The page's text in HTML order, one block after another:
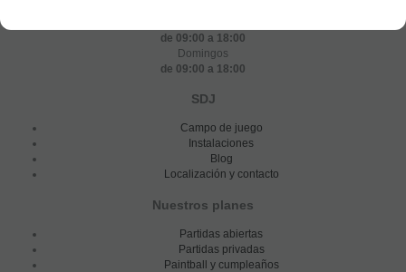
de 09:00 a 18:00
Domingos
de 09:00 a 18:00
SDJ
Campo de juego
Instalaciones
Blog
Localización y contacto
Nuestros planes
Partidas abiertas
Partidas privadas
Paintball y cumpleaños